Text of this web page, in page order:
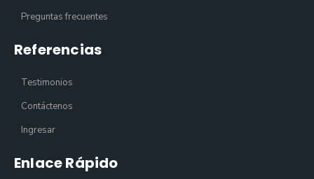
Preguntas frecuentes
Referencias
Testimonios
Contáctenos
Ingresar
Enlace Rápido